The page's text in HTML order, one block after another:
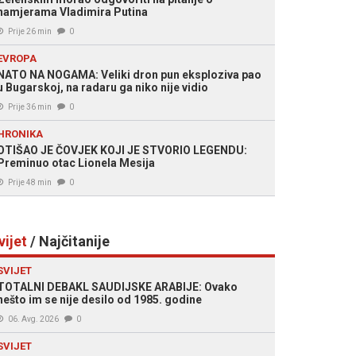
Vladimira Putina
Prije 26 min 0
NA NOGAMA: Veliki dron pun eksploziva pao
Bugarskoj, na radaru ga niko nije vidio
Prije 36 min 0
JE ČOVJEK KOJI JE STVORIO LEGENDU:
otac Lionela Mesija
Prije 48 min 0
/ Najčitanije
DEBAKL SAUDIJSKE ARABIJE: Ovako
im se nije desilo od 1985. godine
06. Avg. 2026 0